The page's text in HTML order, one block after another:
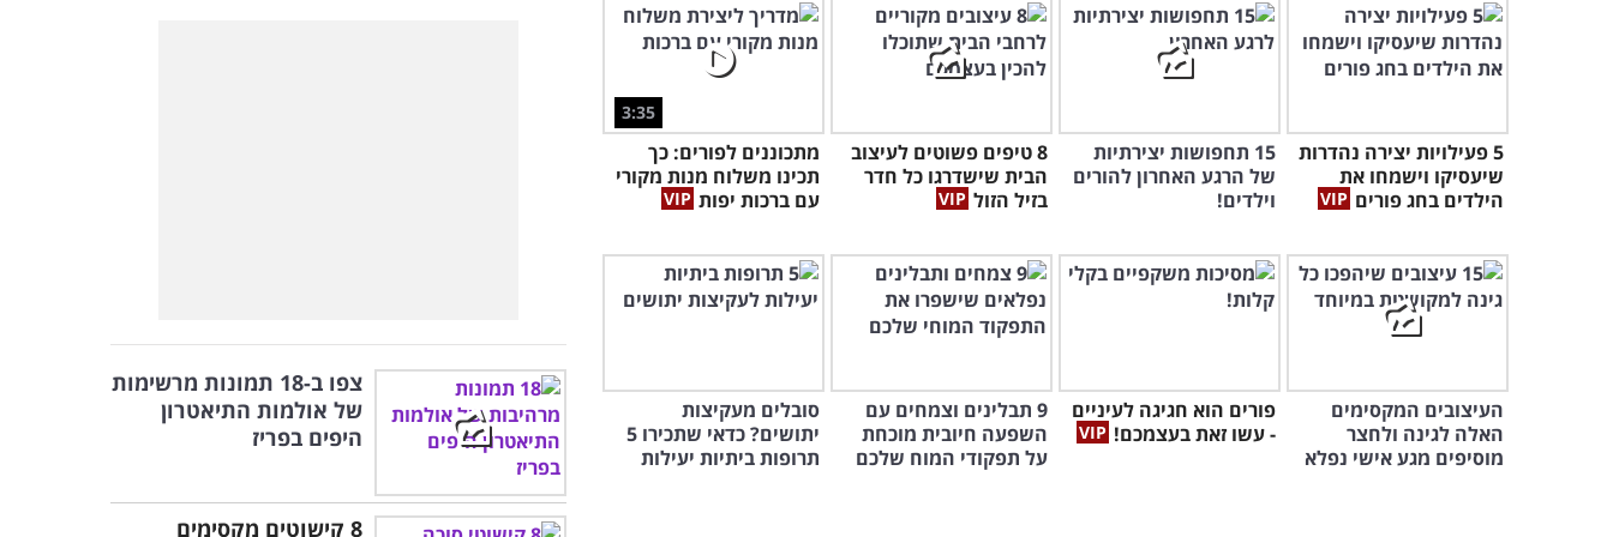
5 פעילויות יצירה נהדרות
שיעסיקו וישמחו את
הילדים בחג פורים
15 תחפושות יצירתיות
של הרגע האחרון להורים
וילדים!
8 טיפים פשוטים לעיצוב
הבית שישדרגו כל חדר
בזיל הזול
3:35
מתכוננים לפורים: כך
תכינו משלוח מנות מקורי
עם ברכות יפות
העיצובים המקסימים
האלה לגינה ולחצר
מוסיפים מגע אישי נפלא
פורים הוא חגיגה לעיניים
- עשו זאת בעצמכם!
9 תבלינים וצמחים עם
השפעה חיובית מוכחת
על תפקודי המוח שלכם
סובלים מעקיצות
יתושים? כדאי שתכירו 5
תרופות ביתיות יעילות
צפו ב-18 תמונות מרשימות
של אולמות התיאטרון
היפים בפריז
8 קישוטים מקסימים